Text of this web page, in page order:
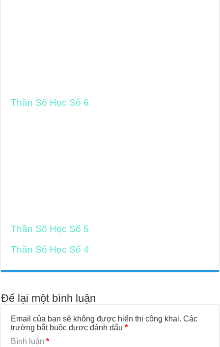
Thần Số Học Số 6
Thần Số Học Số 5
Thần Số Học Số 4
Để lại một bình luận
Email của bạn sẽ không được hiển thị công khai. Các
trường bắt buộc được đánh dấu*
Bình luận*